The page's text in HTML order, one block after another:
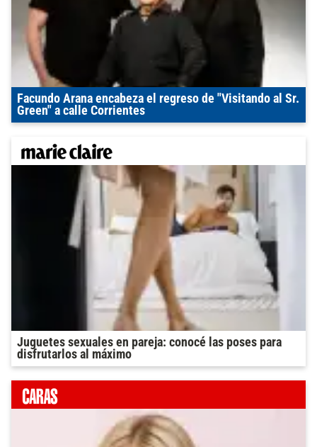
Facundo Arana encabeza el regreso de "Visitando al Sr.
Green" a calle Corrientes
Juguetes sexuales en pareja: conocé las poses para
disfrutarlos al máximo